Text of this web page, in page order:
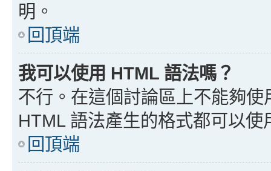
明。
回頂端
我可以使用 HTML 語法嗎？
不行。在這個討論區上不能夠
HTML 語法產生的格式都可以
回頂端